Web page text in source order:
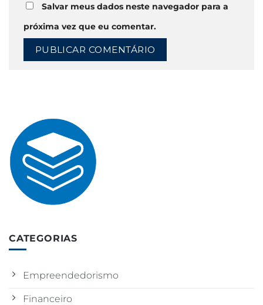
Salvar meus dados neste navegador para a
próxima vez que eu comentar.
CATEGORIAS
Empreendedorismo
Financeiro